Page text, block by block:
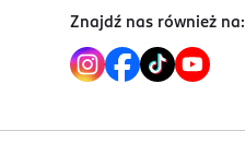
Znajdź nas również na: